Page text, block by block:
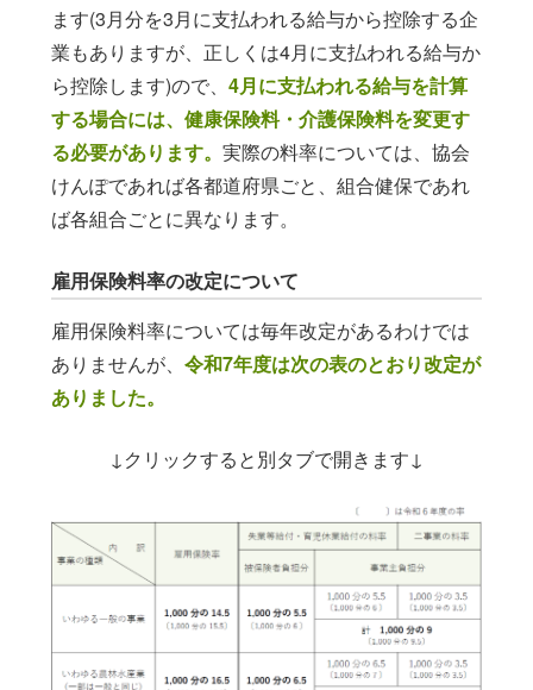
ます(3月分を3月に支払われる給与から控除する企
業もありますが、正しくは4月に支払われる給与か
ら控除します)ので、 4月に支払われる給与を計算
する場合には、健康保険料・介護保険料を変更す
る必要があります。 実際の料率については、協会
けんぽであれば各都道府県ごと、組合健保であれ
ば各組合ごとに異なります。
雇用保険料率の改定について
雇用保険料率については毎年改定があるわけでは
ありませんが、 令和7年度は次の表のとおり改定が
ありました。
↓クリックすると別タブで開きます↓